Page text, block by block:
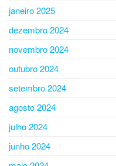
janeiro 2025
dezembro 2024
novembro 2024
outubro 2024
setembro 2024
agosto 2024
julho 2024
junho 2024